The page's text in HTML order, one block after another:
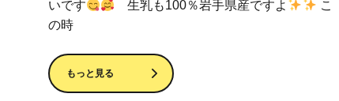
いです
生乳も100％岩手県産ですよ
こ
の時
もっと見る